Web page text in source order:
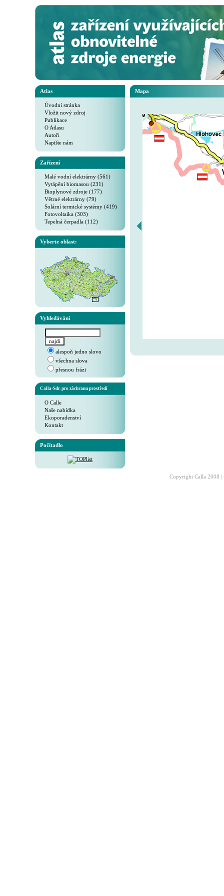
Atlas
Úvodní stránka
Vložit nový zdroj
Publikace
O Atlasu
Autoři
Napište nám
Zařízení
Malé vodní elektrárny (561)
Vytápění biomasou (231)
Bioplynové zdroje (177)
Větrné elektrárny (79)
Solární termické systémy (419)
Fotovoltaika (303)
Tepelná čerpadla (112)
Vyberte oblast:
Vyhledávání
alespoň jedno slovo
všechna slova
přesnou frázi
Calla-Sdr. pro záchranu prostředí
O Calle
Naše nabídka
Ekoporadenství
Kontakt
Počítadlo
Mapa
Copyright Calla 2008 |